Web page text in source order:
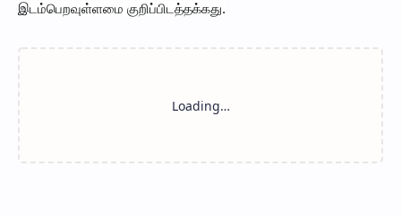
இடம்பெறவுள்ளமை குறிப்பிடத்தக்கது.